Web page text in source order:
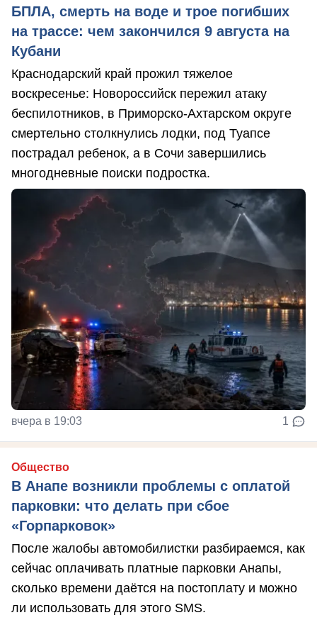
БПЛА, смерть на воде и трое погибших
на трассе: чем закончился 9 августа на
Кубани
Краснодарский край прожил тяжелое
воскресенье: Новороссийск пережил атаку
беспилотников, в Приморско-Ахтарском округе
смертельно столкнулись лодки, под Туапсе
пострадал ребенок, а в Сочи завершились
многодневные поиски подростка.
вчера в 19:03 1
Общество
В Анапе возникли проблемы с оплатой
парковки: что делать при сбое
«Горпарковок»
После жалобы автомобилистки разбираемся, как
сейчас оплачивать платные парковки Анапы,
сколько времени даётся на постоплату и можно
ли использовать для этого SMS.